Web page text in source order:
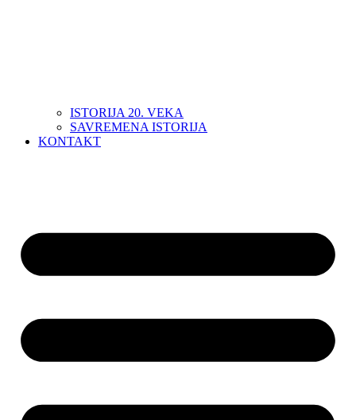
ISTORIJA 20. VEKA
SAVREMENA ISTORIJA
KONTAKT